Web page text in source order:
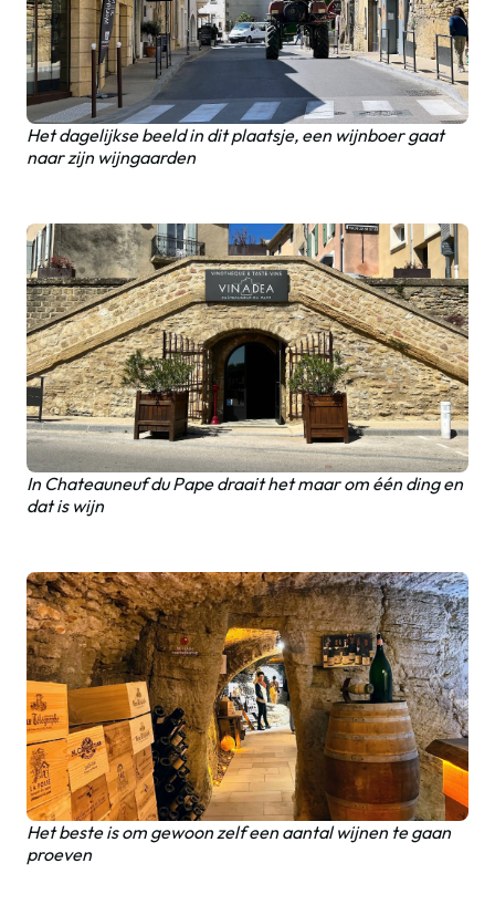
Het dagelijkse beeld in dit plaatsje, een wijnboer gaat
naar zijn wijngaarden
In Chateauneuf du Pape draait het maar om één ding en
dat is wijn
Het beste is om gewoon zelf een aantal wijnen te gaan
proeven